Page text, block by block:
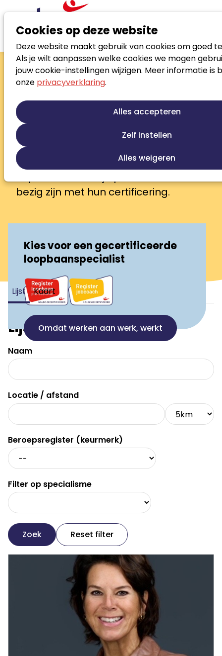
Cookies op deze website
Deze website maakt gebruik van cookies om goed
Als je wilt aanpassen welke cookies we mogen
jouw cookie-instellingen wijzigen. Meer informatie is
onze privacyverklaring.
Alles accepteren
Zelf instellen
Alles weigeren
Zoek loopbaanspecialist
Zoek loopbaanspecialist
In het Noloc Beroepsregister vind je
gecertificeerde Register
Loopbaanprofessionals en Register
Jobcoaches die je bij elke
loopbaanvraag verder helpen. Zij zijn
deskundig, ervaren en betrokken.
bezig zijn met hun certificering.
Kies voor een gecertificeerde
loopbaanspecialist
Omdat werken aan werk, werkt
Lijst Kaart
Lijst
Naam
Locatie / afstand
Beroepsregister (keurmerk)
Filter op specialisme
Zoek Reset filter